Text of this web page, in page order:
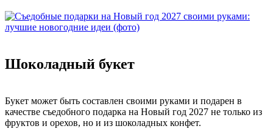
Шоколадный букет
Букет может быть составлен своими руками и подарен в
качестве съедобного подарка на Новый год 2027 не только из
фруктов и орехов, но и из шоколадных конфет.